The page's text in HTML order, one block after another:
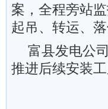
案，全程旁站
起吊、转运、
富县发电公
推进后续安装